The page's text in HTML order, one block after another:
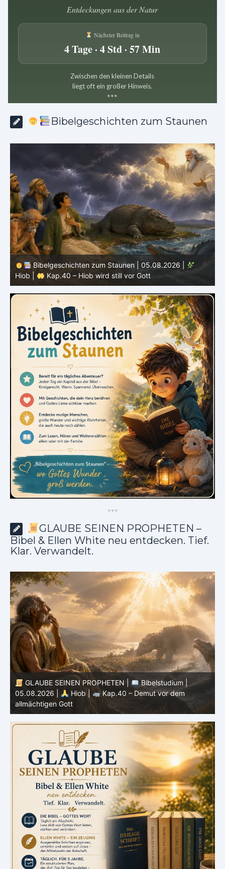
Entdeckungen aus der Natur
Nächster Beitrag in
4 Tage · 4 Std · 57 Min
Zwischen den kleinen Details
liegt oft ein großer Hinweis.
***
Bibelgeschichten zum Staunen
Bibelgeschichten zum Staunen | 05.08.2026 |
Hiob |
Kap.40 – Hiob wird still vor Gott
***
GLAUBE SEINEN PROPHETEN –
Bibel & Ellen White neu entdecken. Tief.
Klar. Verwandelt.
GLAUBE SEINEN PROPHETEN |
Bibelstudium |
05.08.2026 |
Hiob |
Kap.40 – Demut vor dem
allmächtigen Gott